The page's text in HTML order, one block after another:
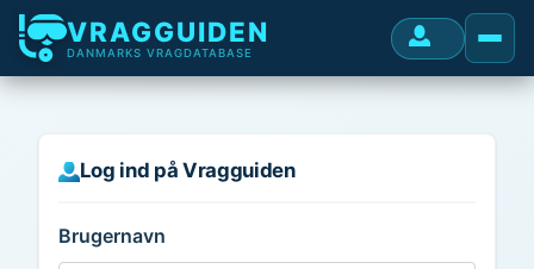
VRAGGUIDEN
DANMARKS VRAGDATABASE
Log ind på Vragguiden
Brugernavn